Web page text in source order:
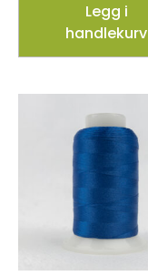
Legg i
handlekurv